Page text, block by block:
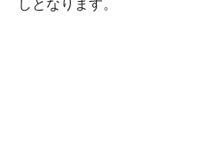
しとなります。